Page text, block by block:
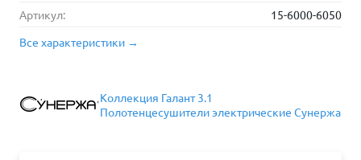
Артикул:
15-6000-6050
Все характеристики →
Коллекция Галант 3.1
Полотенцесушители электрические Сунержа